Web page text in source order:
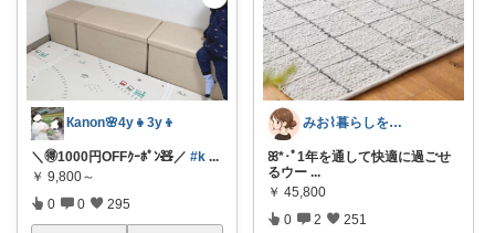
Кanon🌸4y👧3y👦
＼🉐1000円OFFｸｰﾎﾟﾝ🧸／ #k ...
￥ 9,800～
0 0 295
みお⌇暮らしをちょっと心地よく
ꕤ︎︎*･ﾟ1年を通して快適に過ごせ
るウー ...
￥ 45,800
0 2 251